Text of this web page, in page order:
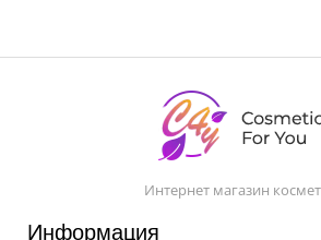
Интернет магазин
Информация